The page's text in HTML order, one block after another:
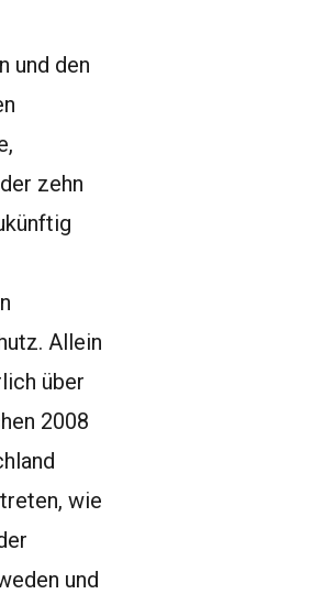
und den
zehn
Allein
über
2008
wie
und